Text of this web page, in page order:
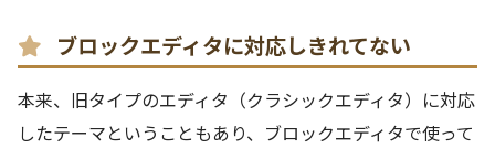
ブロックエディタに対応しきれてない
本来、旧タイプのエディタ（クラシックエディタ）に対応
したテーマということもあり、ブロックエディタで使って